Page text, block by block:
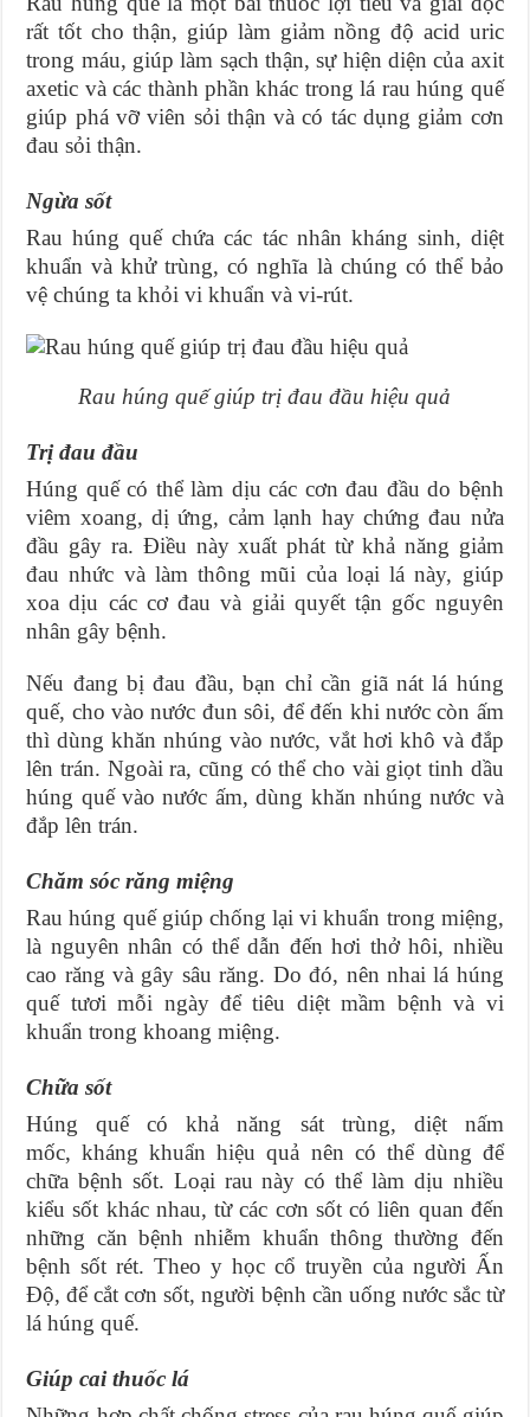
rất tốt cho thận, giúp làm giảm nồng độ acid uric
trong máu, giúp làm sạch thận, sự hiện diện của axit
axetic và các thành phần khác trong lá rau húng quế
giúp phá vỡ viên sỏi thận và có tác dụng giảm cơn
đau sỏi thận.
Ngừa sốt
Rau húng quế chứa các tác nhân kháng sinh, diệt
khuẩn và khử trùng, có nghĩa là chúng có thể bảo
vệ chúng ta khỏi vi khuẩn và vi-rút.
Rau húng quế giúp trị đau đầu hiệu quả
Trị đau đầu
Húng quế có thể làm dịu các cơn đau đầu do bệnh
viêm xoang, dị ứng, cảm lạnh hay chứng đau nửa
đầu gây ra. Điều này xuất phát từ khả năng giảm
đau nhức và làm thông mũi của loại lá này, giúp
xoa dịu các cơ đau và giải quyết tận gốc nguyên
nhân gây bệnh.
Nếu đang bị đau đầu, bạn chỉ cần giã nát lá húng
quế, cho vào nước đun sôi, để đến khi nước còn ấm
thì dùng khăn nhúng vào nước, vắt hơi khô và đắp
lên trán. Ngoài ra, cũng có thể cho vài giọt tinh dầu
húng quế vào nước ấm, dùng khăn nhúng nước và
đắp lên trán.
Chăm sóc răng miệng
Rau húng quế giúp chống lại vi khuẩn trong miệng,
là nguyên nhân có thể dẫn đến hơi thở hôi, nhiều
cao răng và gây sâu răng. Do đó, nên nhai lá húng
quế tươi mỗi ngày để tiêu diệt mầm bệnh và vi
khuẩn trong khoang miệng.
Chữa sốt
Húng quế có khả năng sát trùng, diệt nấm
mốc, kháng khuẩn hiệu quả nên có thể dùng để
chữa bệnh sốt. Loại rau này có thể làm dịu nhiều
kiểu sốt khác nhau, từ các cơn sốt có liên quan đến
những căn bệnh nhiễm khuẩn thông thường đến
bệnh sốt rét. Theo y học cổ truyền của người Ấn
Độ, để cắt cơn sốt, người bệnh cần uống nước sắc từ
lá húng quế.
Giúp cai thuốc lá